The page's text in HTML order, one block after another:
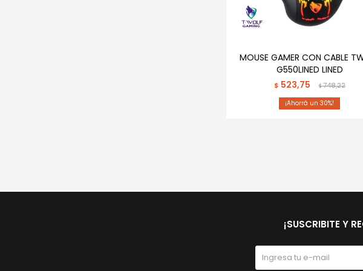
MOUSE GAMER CON CABLE
G550LINED LINED
$ 523,75 $748,22
30
¡SUSCRIBITE Y